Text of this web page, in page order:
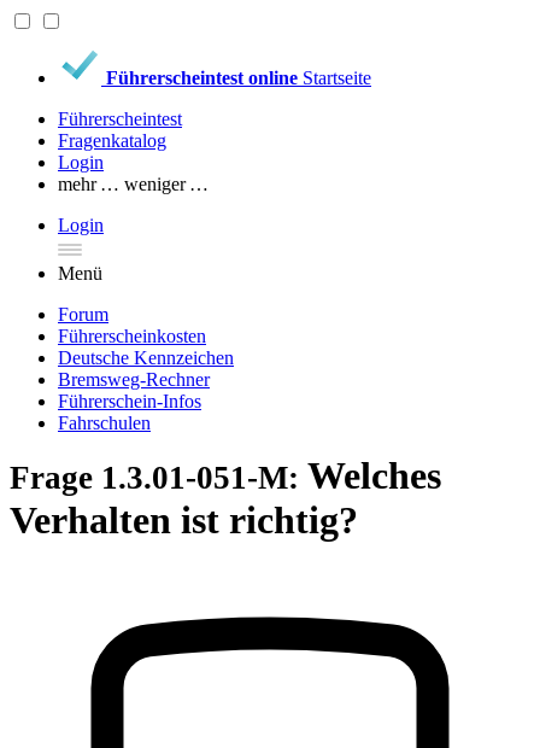
Führerscheintest online Startseite
Führerscheintest
Fragenkatalog
Login
mehr … weniger …
Login
Menü
Forum
Führerscheinkosten
Deutsche Kennzeichen
Bremsweg-Rechner
Führerschein-Infos
Fahrschulen
Frage 1.3.01-051-M: Welches
Verhalten ist richtig?